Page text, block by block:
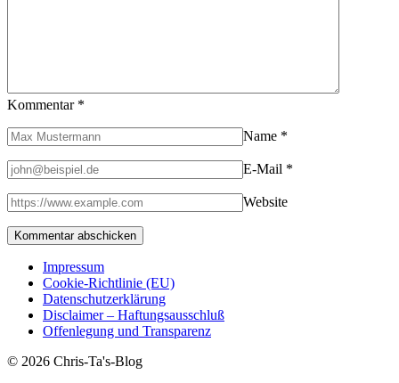
Kommentar *
Name *
E-Mail *
Website
Impressum
Cookie-Richtlinie (EU)
Datenschutzerklärung
Disclaimer – Haftungsausschluß
Offenlegung und Transparenz
© 2026 Chris-Ta's-Blog